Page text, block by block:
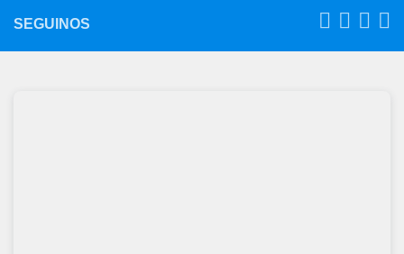
SEGUINOS